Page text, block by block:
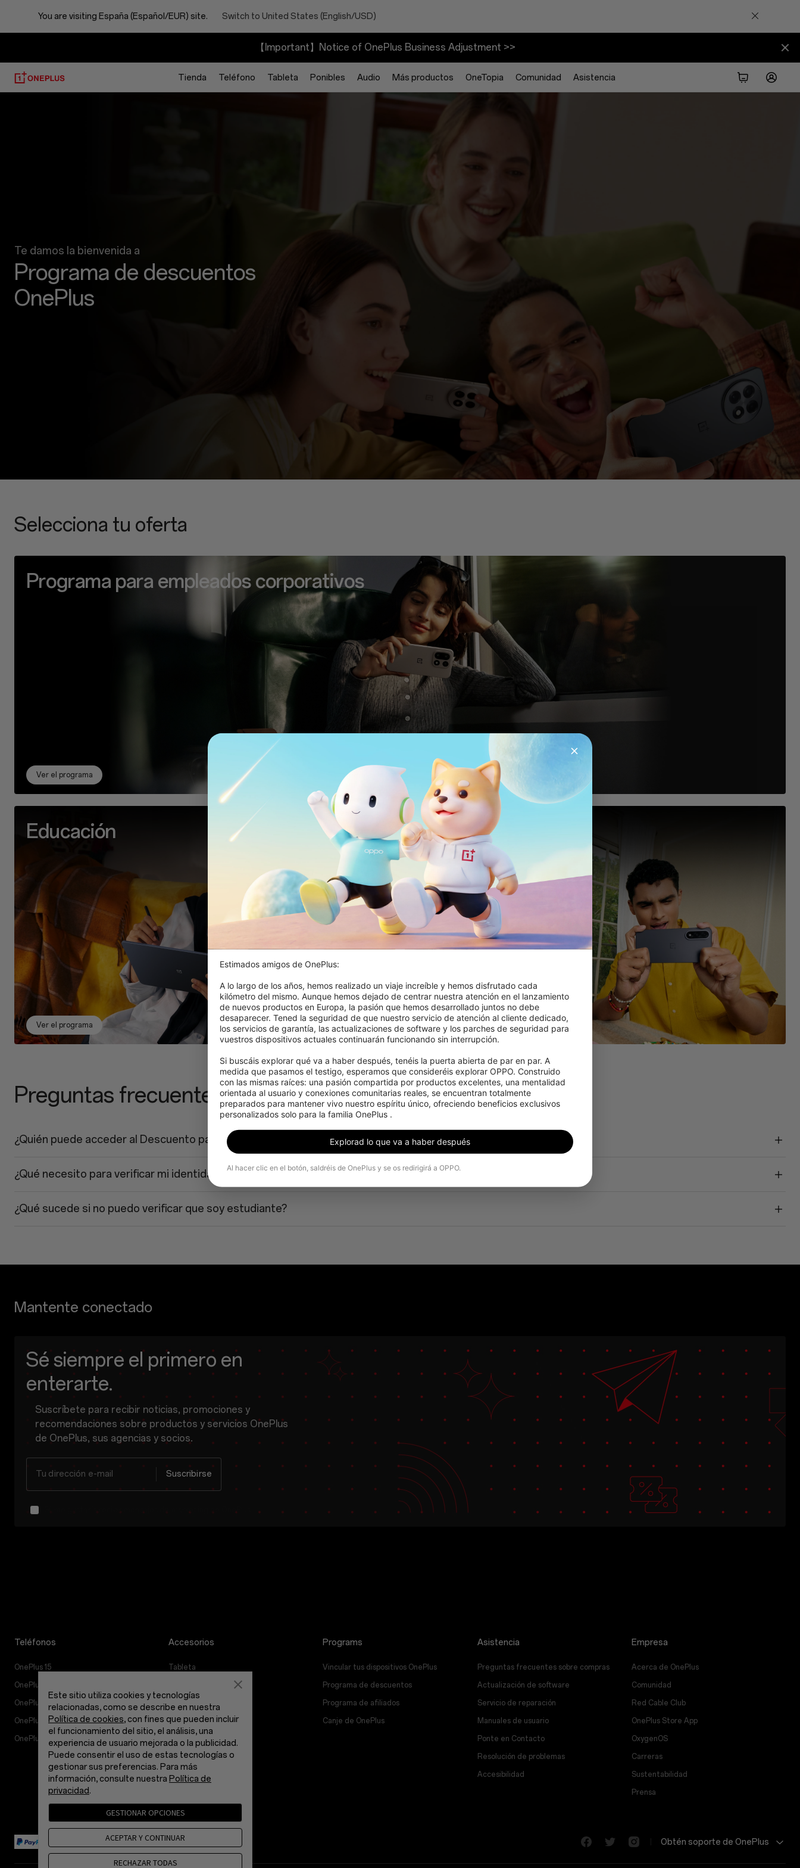
You are visiting España (Español/EUR) site. Switch to United States (English/USD)
【Important】Notice of OnePlus Business Adjustment >>
Tienda Teléfono Tableta Ponibles Audio Más productos OneTopia Comunidad Asistencia
Te damos la bienvenida a
Programa de descuentos
OnePlus
Selecciona tu oferta
Programa para empleados corporativos
Ver el programa
Educación
Ver el programa
Graduado
Ver el programa
Preguntas frecuentes
¿Quién puede acceder al Descuento para Estudiantes?
¿Qué necesito para verificar mi identidad?
¿Qué sucede si no puedo verificar que soy estudiante?
Mantente conectado
Sé siempre el primero en
enterarte.
Suscríbete para recibir noticias, promociones y
recomendaciones sobre productos y servicios OnePlus
de OnePlus, sus agencias y socios.
Tu dirección e-mail Suscribirse
Sí, me gustaría recibir mensajes de marketing de OnePlus.
Teléfonos
OnePlus 15
OnePlus 15R
OnePlus 13
OnePlus Nord 5
OnePlus Nord CE5
Accesorios
Tableta
Fundas y protección
Alimentación y cables
Manojos
Lifestyle
Programs
Vincular tus dispositivos OnePlus
Programa de descuentos
Programa de afiliados
Canje de OnePlus
Asistencia
Preguntas frecuentes sobre compras
Actualización de software
Servicio de reparación
Manuales de usuario
Ponte en Contacto
Resolución de problemas
Accesibilidad
Empresa
Acerca de OnePlus
Comunidad
Red Cable Club
OnePlus Store App
OxygenOS
Carreras
Sustentabilidad
Prensa
Obtén soporte de OnePlus
Estimados amigos de OnePlus:
A lo largo de los años, hemos realizado un viaje increíble y hemos disfrutado cada
kilómetro del mismo. Aunque hemos dejado de centrar nuestra atención en el lanzamiento
de nuevos productos en Europa, la pasión que hemos desarrollado juntos no debe
desaparecer. Tened la seguridad de que nuestro servicio de atención al cliente dedicado,
los servicios de garantía, las actualizaciones de software y los parches de seguridad para
vuestros dispositivos actuales continuarán funcionando sin interrupción.
Si buscáis explorar qué va a haber después, tenéis la puerta abierta de par en par. A
medida que pasamos el testigo, esperamos que consideréis explorar OPPO. Construido
con las mismas raíces: una pasión compartida por productos excelentes, una mentalidad
orientada al usuario y conexiones comunitarias reales, se encuentran totalmente
preparados para mantener vivo nuestro espíritu único, ofreciendo beneficios exclusivos
personalizados solo para la familia OnePlus .
Explorad lo que va a haber después
Al hacer clic en el botón, saldréis de OnePlus y se os redirigirá a OPPO.
Este sitio utiliza cookies y tecnologías
relacionadas, como se describe en nuestra
Política de cookies, con fines que pueden incluir
el funcionamiento del sitio, el análisis, una
experiencia de usuario mejorada o la publicidad.
Puede consentir el uso de estas tecnologías o
gestionar sus preferencias. Para más
información, consulte nuestra Política de
privacidad.
GESTIONAR OPCIONES
ACEPTAR Y CONTINUAR
RECHAZAR TODAS